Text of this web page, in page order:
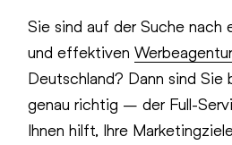
Sie sind auf der Suche nach
und effektiven
Deutschland? Dann sind Sie
genau richtig – der Full-
Ihnen hilft, Ihre